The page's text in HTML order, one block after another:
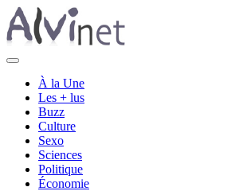
À la Une
Les + lus
Buzz
Culture
Sexo
Sciences
Politique
Économie